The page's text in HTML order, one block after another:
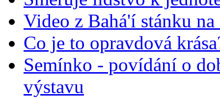
Video z Bahá'í stánku
Co je to opravdová
Semínko - povídání o
výstavu